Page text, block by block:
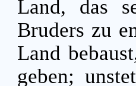
Land, das
Bruders zu
Land
geben;